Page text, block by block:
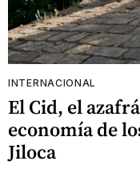
INTERNACIONAL
El Cid, el
economía de
Jiloca